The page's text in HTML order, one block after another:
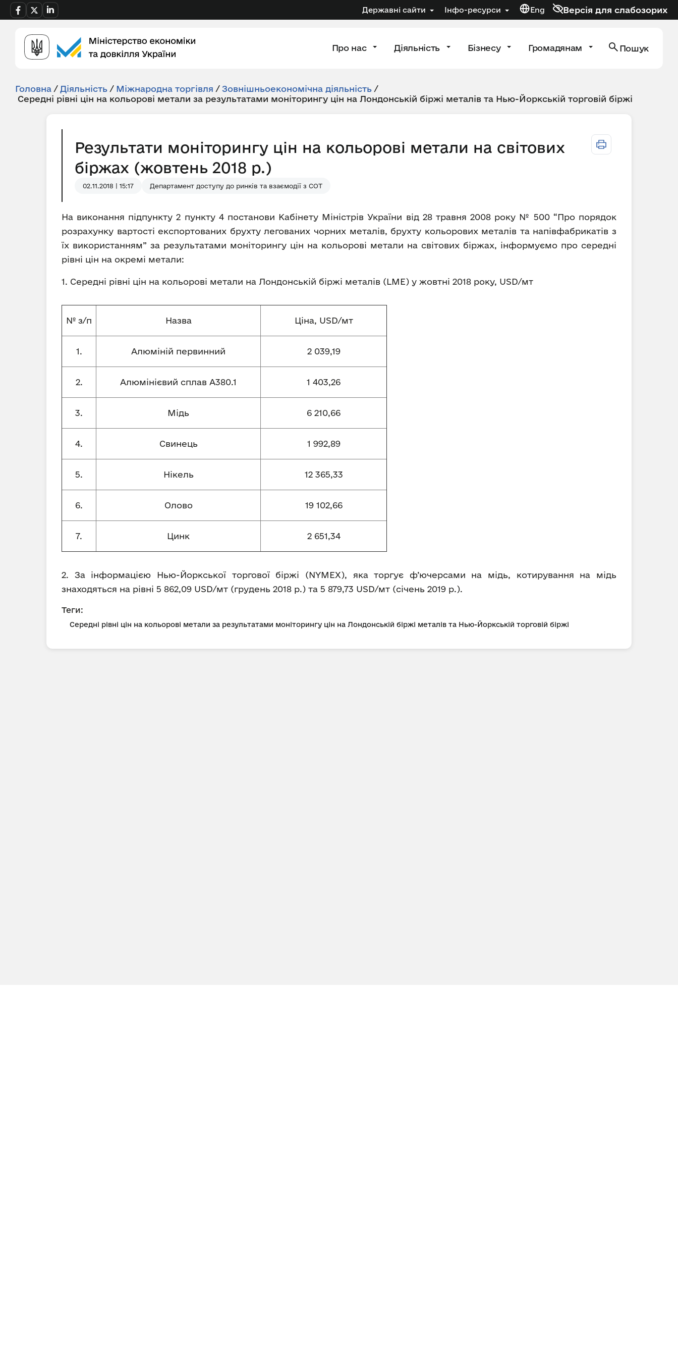
Державні сайти Інфо-ресурси Eng Версія для слабозорих
Про нас Діяльність Бізнесу Громадянам Пошук
Головна / Діяльність / Міжнародна торгівля / Зовнішньоекономічна діяльність /
Середні рівні цін на кольорові метали за результатами моніторингу цін на Лондонській біржі металів та Нью-Йоркській торговій біржі
Результати моніторингу цін на кольорові метали на світових
біржах (жовтень 2018 р.)
02.11.2018 | 15:17 Департамент доступу до ринків та взаємодії з СОТ
На виконання підпункту 2 пункту 4 постанови Кабінету Міністрів України від 28 травня 2008 року № 500 “Про порядок
розрахунку вартості експортованих брухту легованих чорних металів, брухту кольорових металів та напівфабрикатів з
їх використанням” за результатами моніторингу цін на кольорові метали на світових біржах, інформуємо про середні
рівні цін на окремі метали:
1. Середні рівні цін на кольорові метали на Лондонській біржі металів (LME) у жовтні 2018 року, USD/мт
№ з/п Назва Ціна, USD/мт
1. Алюміній первинний 2 039,19
2. Алюмінієвий сплав А380.1 1 403,26
3. Мідь 6 210,66
4. Свинець 1 992,89
5. Нікель 12 365,33
6. Олово 19 102,66
7. Цинк 2 651,34
2. За інформацією Нью-Йоркської торгової біржі (NYMEX), яка торгує ф’ючерсами на мідь, котирування на мідь
знаходяться на рівні 5 862,09 USD/мт (грудень 2018 р.) та 5 879,73 USD/мт (січень 2019 р.).
Теги:
Середні рівні цін на кольорові метали за результатами моніторингу цін на Лондонській біржі металів та Нью-Йоркській торговій біржі